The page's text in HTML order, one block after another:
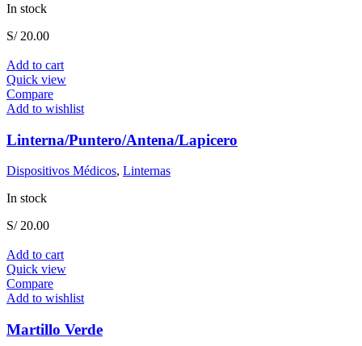
In stock
S/20.00
Add to cart
Quick view
Compare
Add to wishlist
Linterna/Puntero/Antena/Lapicero
Dispositivos Médicos, Linternas
In stock
S/20.00
Add to cart
Quick view
Compare
Add to wishlist
Martillo Verde